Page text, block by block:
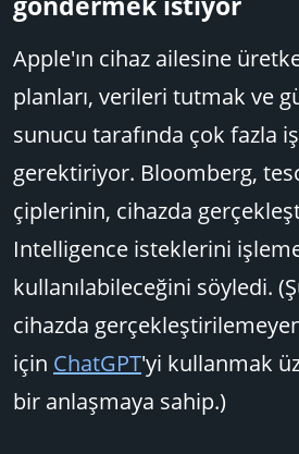
Apple'ın cihaz ailesine
planları, verileri tutmak ve
sunucu tarafında çok fazla
gerektiriyor. Bloomberg,
çiplerinin, cihazda
Intelligence isteklerini
kullanılabileceğini söyledi.
cihazda
için ChatGPT'yi kullanmak
bir anlaşmaya sahip.)